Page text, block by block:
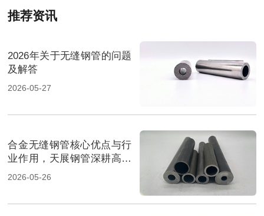
推荐资讯
2026年关于无缝钢管的问题
及解答
2026-05-27
合金无缝钢管核心优点与行
业作用，天展钢管深耕高端
管材
2026-05-26